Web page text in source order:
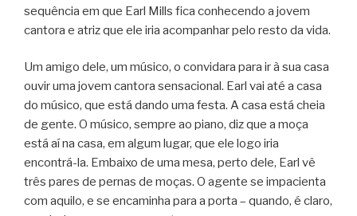
sequência em que Earl Mills fica conhecendo a jovem
cantora e atriz que ele iria acompanhar pelo resto da vida.
Um amigo dele, um músico, o convidara para ir à sua casa
ouvir uma jovem cantora sensacional. Earl vai até a casa
do músico, que está dando uma festa. A casa está cheia
de gente. O músico, sempre ao piano, diz que a moça
está aí na casa, em algum lugar, que ele logo iria
encontrá-la. Embaixo de uma mesa, perto dele, Earl vê
três pares de pernas de moças. O agente se impacienta
com aquilo, e se encaminha para a porta – quando, é claro,